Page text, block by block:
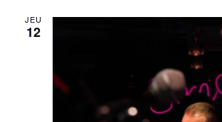
JEU
12